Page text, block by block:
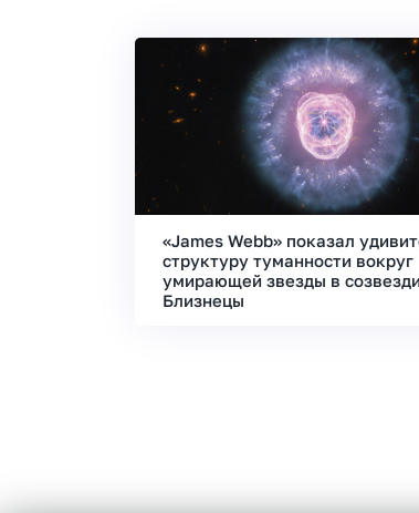
«James Webb» показал
структуру туманности вокруг
умирающей звезды в
Близнецы